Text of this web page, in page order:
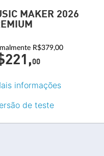
MAKER 2026
R$379,00
00
informações
de teste